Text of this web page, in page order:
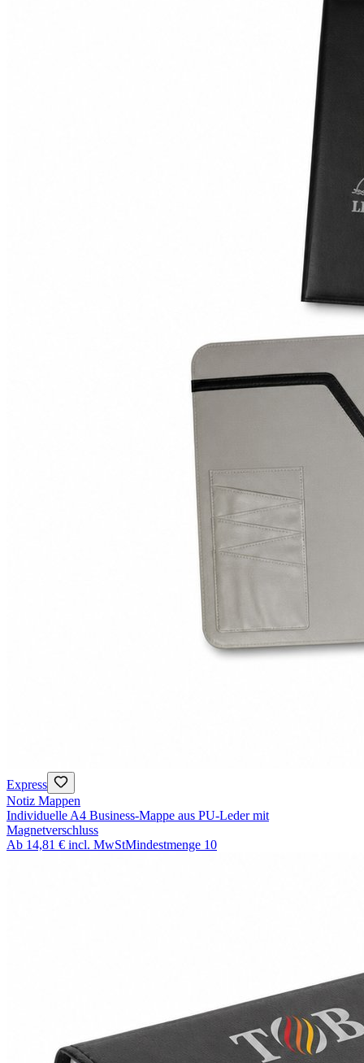
Express
Notiz Mappen
Individuelle A4 Business-Mappe aus PU-Leder mit
Magnetverschluss
Ab 14,81 € incl. MwStMindestmenge 10